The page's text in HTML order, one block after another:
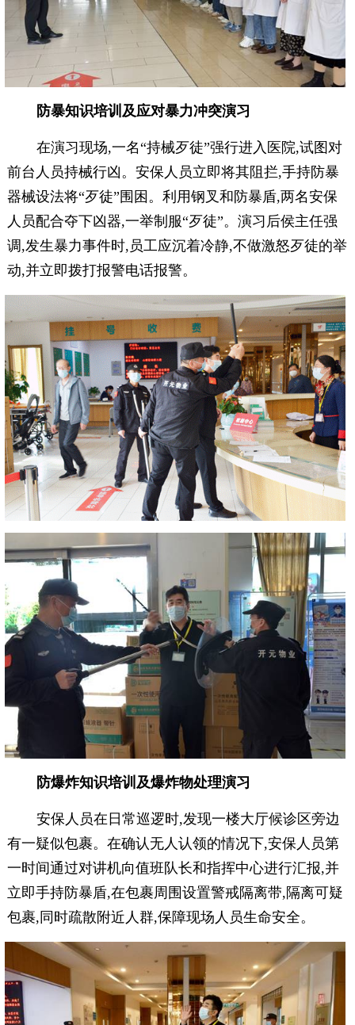
防暴知识培训及应对暴力冲突演习
在演习现场,一名“持械歹徒”强行进入医院,试图对
前台人员持械行凶。安保人员立即将其阻拦,手持防暴
器械设法将“歹徒”围困。利用钢叉和防暴盾,两名安保
人员配合夺下凶器,一举制服“歹徒”。演习后侯主任强
调,发生暴力事件时,员工应沉着冷静,不做激怒歹徒的举
动,并立即拨打报警电话报警。
防爆炸知识培训及爆炸物处理演习
安保人员在日常巡逻时,发现一楼大厅候诊区旁边
有一疑似包裹。在确认无人认领的情况下,安保人员第
一时间通过对讲机向值班队长和指挥中心进行汇报,并
立即手持防暴盾,在包裹周围设置警戒隔离带,隔离可疑
包裹,同时疏散附近人群,保障现场人员生命安全。